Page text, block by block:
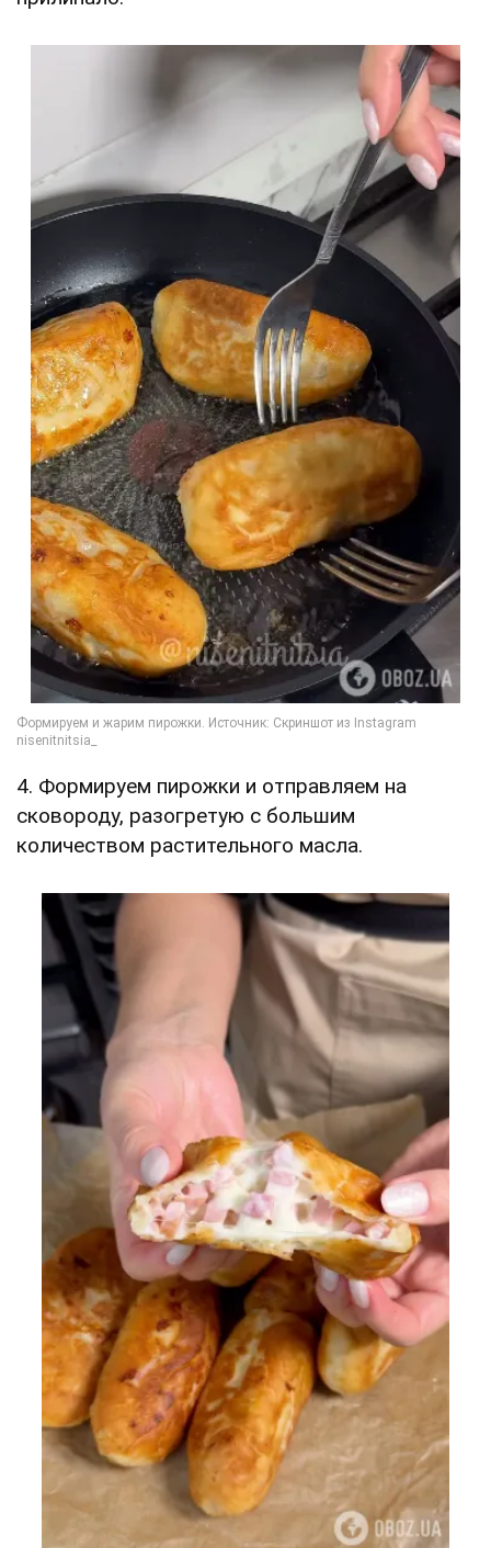
4. Формируем пирожки и отправляем на
сковороду, разогретую с большим
количеством растительного масла.